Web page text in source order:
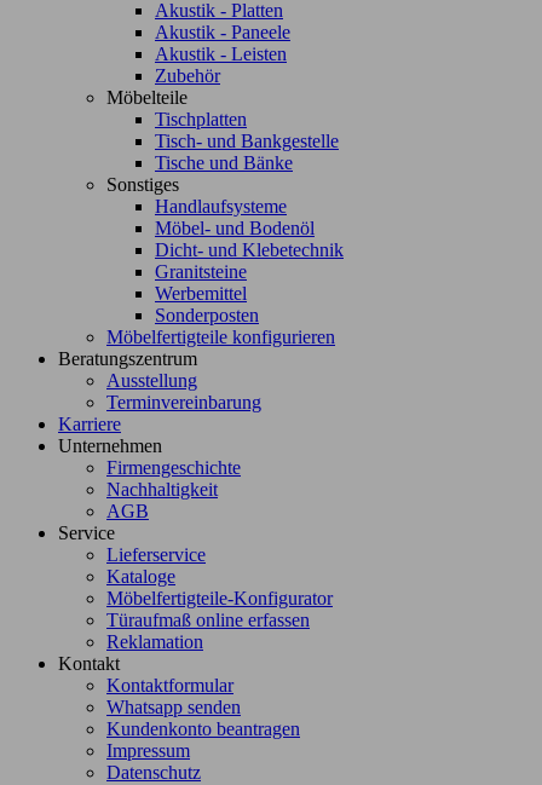
Akustik - Platten
Akustik - Paneele
Akustik - Leisten
Zubehör
Möbelteile
Tischplatten
Tisch- und Bankgestelle
Tische und Bänke
Sonstiges
Handlaufsysteme
Möbel- und Bodenöl
Dicht- und Klebetechnik
Granitsteine
Werbemittel
Sonderposten
Möbelfertigteile konfigurieren
Beratungszentrum
Ausstellung
Terminvereinbarung
Karriere
Unternehmen
Firmengeschichte
Nachhaltigkeit
AGB
Service
Lieferservice
Kataloge
Möbelfertigteile-Konfigurator
Türaufmaß online erfassen
Reklamation
Kontakt
Kontaktformular
Whatsapp senden
Kundenkonto beantragen
Impressum
Datenschutz